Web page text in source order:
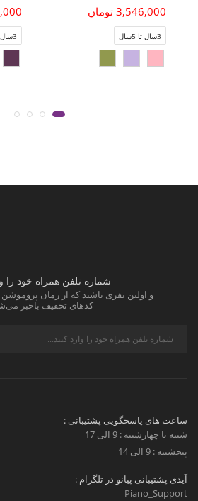
3,546,000 تومان
3سال تا 5سال 3سال تا 8سال
شماره تلفن همراه خود را
و اولین نفری باشید که از زمان
کدهای تخفیف باخبر
ساعت های پاسخگویی پشتیبانی :
شنبه تا چهارشنبه : 9 الی 17
پنجشنبه : 9 الی 14
آیدی پشتیبانی پیانو در تلگرام :
Piano_Support